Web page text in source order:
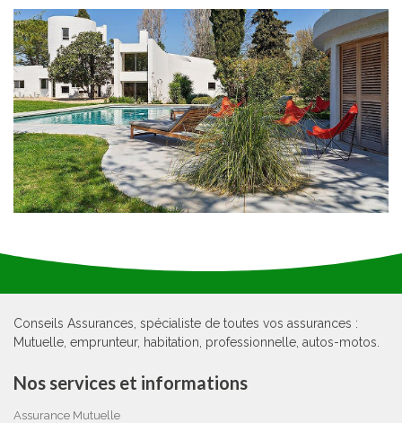
Conseils Assurances, spécialiste de toutes vos assurances :
Mutuelle, emprunteur, habitation, professionnelle, autos-motos.
Nos services et informations
Assurance Mutuelle